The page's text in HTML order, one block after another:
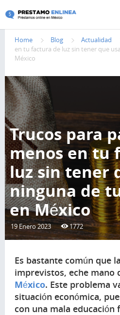
Pasar al contenido principal
Home Blog Actualidad
en tu factura de luz sin tener que
México
Trucos para
menos en tu
luz sin tener
ninguna de
en México
19 Enero 2023 1772
Es bastante común que
imprevistos, eche mano
México. Este problema
situación económica,
con una mala educación